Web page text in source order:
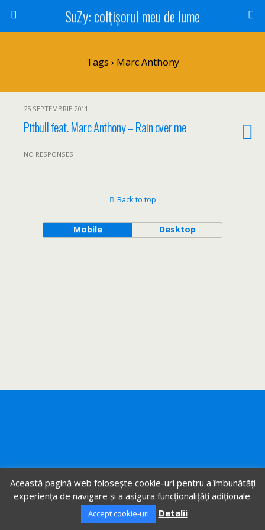
SuZy: colţişorul meu de lume
Tags › Marc Anthony
25 SEPTEMBRIE 2011
Pitbull feat. Marc Anthony – Rain over me
NO RESPONSES
Back to top
Mobile Desktop
Această pagină web folosește cookie-uri pentru a îmbunătăți
experiența de navigare și a asigura funcționalițăți adiționale.
Accept cookie-uri Detalii